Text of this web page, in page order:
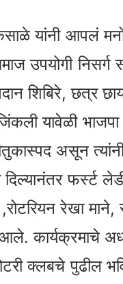
यांनी आपलं
उपयोगी निसर्ग
शिबिरे, छत्र
यावेळी
असून
फर्स्ट
रेखा
कार्यक्रमाचे
क्लबचे पुढील